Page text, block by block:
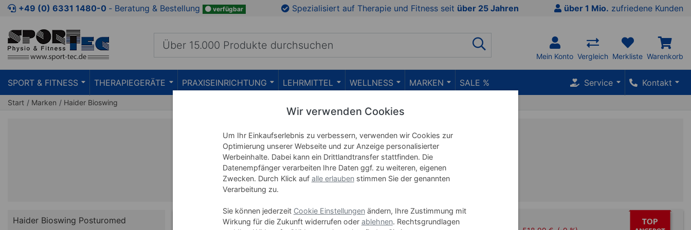
+49 (0) 6331 1480-0 ‐ Beratung & Bestellung verfügbar Spezialisiert auf Therapie und Fitness seit über 25 Jahren über 1 Mio. zufriedene Kunden
Mein Konto Vergleich Merkliste Warenkorb
SPORT & FITNESS THERAPIEGERÄTE PRAXISEINRICHTUNG LEHRMITTEL WELLNESS MARKEN SALE % Service Kontakt
Start Marken Haider Bioswing
Haider Bioswing
Haider Bioswing Posturomed (3) BIOSWING Foxter Therapiestuhl
Wir verwenden Cookies
Um Ihr Einkaufserlebnis zu verbessern, verwenden wir Cookies zur
Optimierung unserer Webseite und zur Anzeige personalisierter
Werbeinhalte. Dabei kann ein Drittlandtransfer stattfinden. Die
Datenempfänger verarbeiten Ihre Daten ggf. zu weiteren, eigenen
Zwecken. Durch Klick auf alle erlaubenstimmen Sie der genannten
Verarbeitung zu.
Sie können jederzeit Cookie Einstellungenändern, Ihre Zustimmung mit
Wirkung für die Zukunft widerrufen oder ablehnen. Rechtsgrundlagen